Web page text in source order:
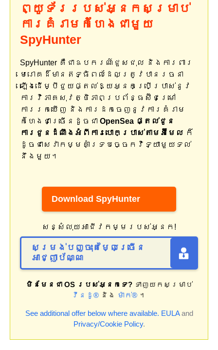
ព្យូទ័ររបស់អ្នកសម្រាប់
ការគំរាមកំហែងជាមួយ
SpyHunter
SpyHunter គឺជាឧបករណ៍ជួសជុល និងការពារ
មេរោគដ៏មានឥទ្ធិពលដែលត្រូវបានរចនា
ឡើងដើម្បីជួយផ្តល់ឱ្យអ្នកប្រើប្រាស់នូវ
ការវិភាគសុវត្ថិភាពប្រព័ន្ធស៊ីជម្រៅ
ការរកឃើញ និងការដកចេញនូវការគំរាម
កំហែងជាច្រើនដូចជា OpenSea ផ្តល់ជូន
ការជូនដំណឹងអំពីការបោកប្រាស់តាមអ៊ីមែល ក៏
ដូចជាសេវាកម្មគាំទ្របច្ចេកវិទ្យាមួយទល់
នឹងមួយ។
Download SpyHunter
សន្សំលុយអាជីវកម្មរបស់អ្នក!
សម្រង់បញ្ចុះតម្លៃច្រើន
អាជ្ញាប័ណ្ណ
មិនមែនជា OS របស់អ្នកទេ?ទាញយកសម្រាប់
វីនដូ® និង ម៉ាក់® ។
See additional offer below where available. EULAand
Privacy/Cookie Policy.